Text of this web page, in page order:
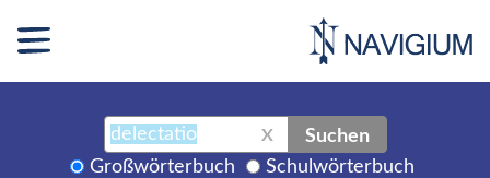
X Suchen
Großwörterbuch Schulwörterbuch